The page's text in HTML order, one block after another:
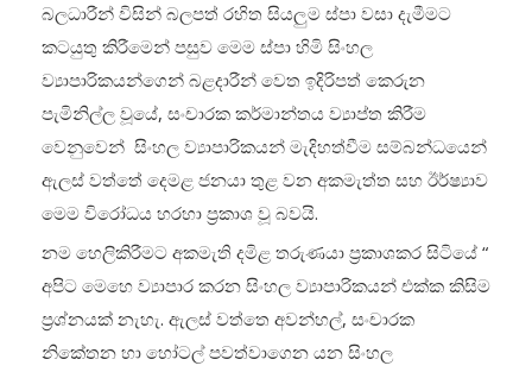
බලධාරීන් විසින් බලපත් රහිත සියලුම ස්පා වසා දැමීමට
කටයුතු කිරීමෙන් පසුව මෙම ස්පා හිමි සිංහල
ව්‍යාපාරිකයන්ගෙන් බළදාරීන් වෙත ඉදිරිපත් කෙරුන
පැමිනිල්ල වූයේ, සංචාරක කර්මාන්තය ව්‍යාප්ත කිරීම
වෙනුවෙන් සිංහල ව්‍යාපාරිකයන් මැදිහත්වීම සම්බන්ධයෙන්
ඇලස් වත්තේ දෙමළ ජනයා තුළ වන අකමැත්ත සහ ඊර්ෂ්‍යාව
මෙම විරෝධය හරහා ප්‍රකාශ වූ බවයි.
නම හෙලිකිරීමට අකමැති දමිළ තරුණයා ප්‍රකාශකර සිටියේ “
අපිට මෙහෙ ව්‍යාපාර කරන සිංහල ව්‍යාපාරිකයන් එක්ක කිසිම
ප්‍රශ්නයක් නැහැ. ඇලස් වත්තෙ අවන්හල්, සංචාරක
නිකේතන හා හෝටල් පවත්වාගෙන යන සිංහල